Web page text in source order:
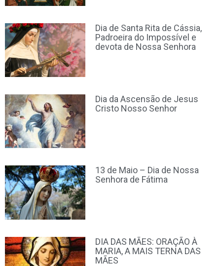
Dia de Santa Rita de Cássia,
Padroeira do Impossível e
devota de Nossa Senhora
Dia da Ascensão de Jesus
Cristo Nosso Senhor
13 de Maio – Dia de Nossa
Senhora de Fátima
DIA DAS MÃES: ORAÇÃO À
MARIA, A MAIS TERNA DAS
MÃES